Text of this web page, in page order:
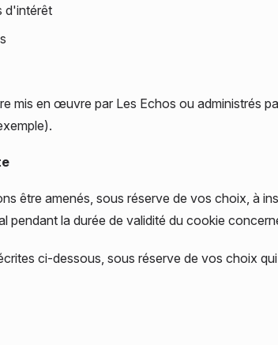
d'intérêt
mis en œuvre par Les Echos ou administrés
être amenés, sous réserve de vos choix, à
pendant la durée de validité du cookie
ci-dessous, sous réserve de vos choix